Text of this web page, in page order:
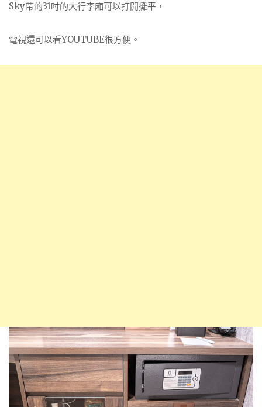
Sky帶的31吋的大行李廂可以打開攤平，
電視還可以看YOUTUBE很方便。